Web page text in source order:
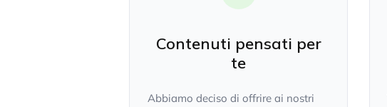
Contenuti pensati per
te
Abbiamo deciso di offrire ai nostri